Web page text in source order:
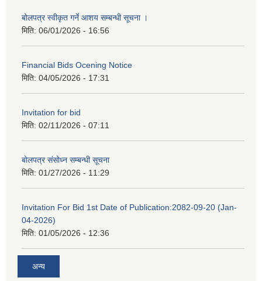
बोलपत्र स्वीकृत गर्ने आशय सम्बन्धी सूचना ।
मिति: 06/01/2026 - 16:56
Financial Bids Ocening Notice
मिति: 04/05/2026 - 17:31
Invitation for bid
मिति: 02/11/2026 - 07:11
बोलपत्र संसोध्न सम्बन्धी सूचना
मिति: 01/27/2026 - 11:29
Invitation For Bid 1st Date of Publication:2082-09-20 (Jan-
04-2026)
मिति: 01/05/2026 - 12:36
अन्य